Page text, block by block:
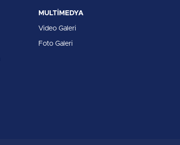
MULTİMEDYA
Video Galeri
Foto Galeri